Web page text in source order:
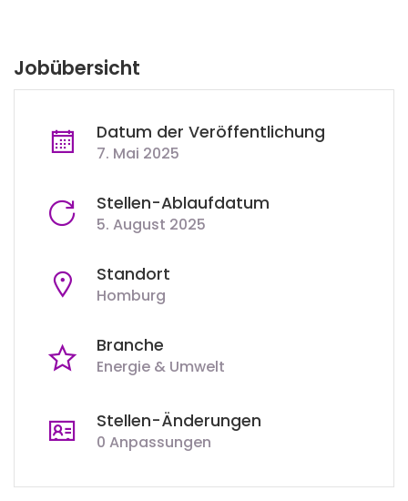
Jobübersicht
Datum der Veröffentlichung
7. Mai 2025
Stellen-Ablaufdatum
5. August 2025
Standort
Homburg
Branche
Energie & Umwelt
Stellen-Änderungen
0 Anpassungen